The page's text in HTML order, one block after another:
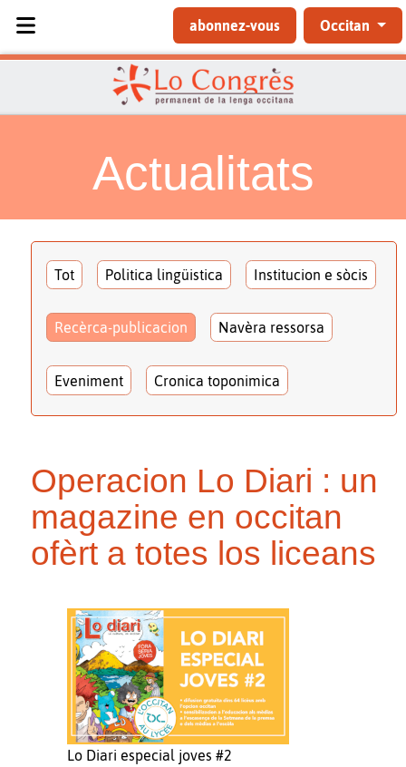
abonnez-vous Occitan
Actualitats
Tot Politica lingüistica Institucion e sòcis
Recèrca-publicacion Navèra ressorsa
Eveniment Cronica toponimica
Operacion Lo Diari : un
magazine en occitan
ofèrt a totes los liceans
Lo Diari especial joves #2